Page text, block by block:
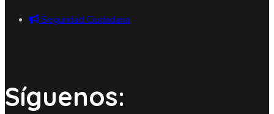
Seguridad Ciudadana
Síguenos: